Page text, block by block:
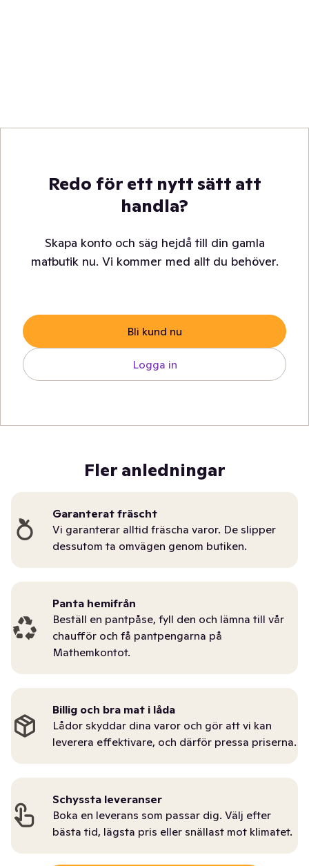
Redo för ett nytt sätt att
handla?
Skapa konto och säg hejdå till din gamla
matbutik nu. Vi kommer med allt du behöver.
Bli kund nu
Logga in
Fler anledningar
Garanterat fräscht
Vi garanterar alltid fräscha varor. De slipper
dessutom ta omvägen genom butiken.
Panta hemifrån
Beställ en pantpåse, fyll den och lämna till vår
chaufför och få pantpengarna på
Mathemkontot.
Billig och bra mat i låda
Lådor skyddar dina varor och gör att vi kan
leverera effektivare, och därför pressa priserna.
Schyssta leveranser
Boka en leverans som passar dig. Välj efter
bästa tid, lägsta pris eller snällast mot klimatet.